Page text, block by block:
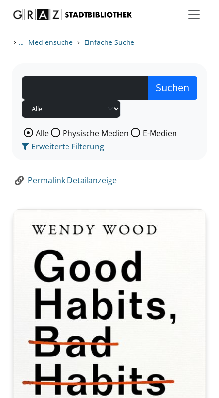
› ... Mediensuche › Einfache Suche
Wählen Sie die Medienart nach der Sie suchen wollen.
Alle Physische Medien
E-Medien
Erweiterte Filterung
Permalink Detailanzeige